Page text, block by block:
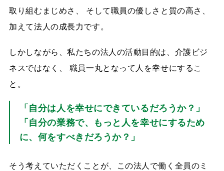
取り組むまじめさ、 そして職員の優しさと質の高さ、
加えて法人の成長力です。
しかしながら、私たちの法人の活動目的は、介護ビジ
ネスではなく、 職員一丸となって人を幸せにするこ
と。
「自分は人を幸せにできているだろうか？」
「自分の業務で、もっと人を幸せにするため
に、何をすべきだろうか？」
そう考えていただくことが、この法人で働く全員のミ